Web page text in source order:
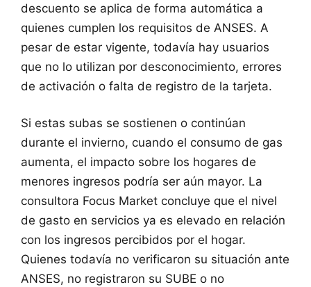
descuento se aplica de forma automática a
quienes cumplen los requisitos de ANSES. A
pesar de estar vigente, todavía hay usuarios
que no lo utilizan por desconocimiento, errores
de activación o falta de registro de la tarjeta.
Si estas subas se sostienen o continúan
durante el invierno, cuando el consumo de gas
aumenta, el impacto sobre los hogares de
menores ingresos podría ser aún mayor. La
consultora Focus Market concluye que el nivel
de gasto en servicios ya es elevado en relación
con los ingresos percibidos por el hogar.
Quienes todavía no verificaron su situación ante
ANSES, no registraron su SUBE o no